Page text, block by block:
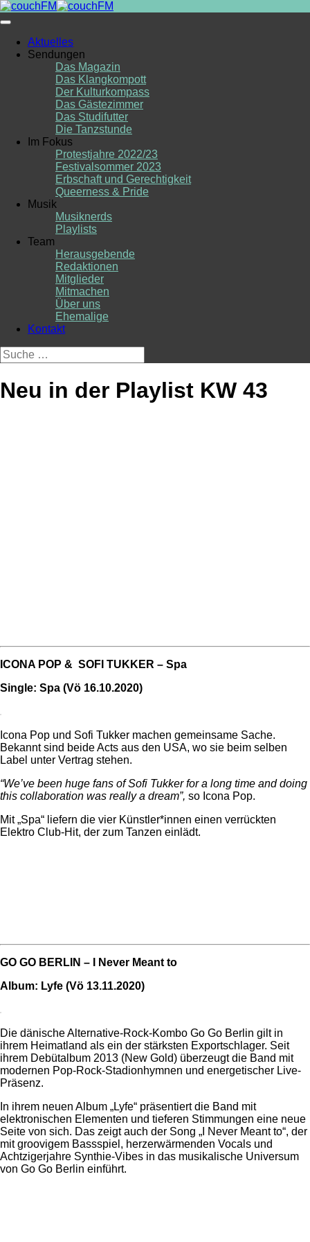
Skip
to
Aktuelles
Sendungen
Das Magazin
Das Klangkompott
Der Kulturkompass
Das Gästezimmer
Das Studifutter
Die Tanzstunde
Im Fokus
Protestjahre 2022/23
Festivalsommer 2023
Erbschaft und Gerechtigkeit
Queerness & Pride
Musik
Musiknerds
Playlists
Team
Herausgebende
Redaktionen
Mitglieder
Mitmachen
Über uns
Ehemalige
Kontakt
Suche
nach:
Neu in der Playlist KW 43
ICONA POP & SOFI TUKKER – Spa
Single: Spa (Vö 16.10.2020)
Icona Pop und Sofi Tukker machen gemeinsame Sache.
Bekannt sind beide Acts aus den USA, wo sie beim selben
Label unter Vertrag stehen.
“We’ve been huge fans of Sofi Tukker for a long time and doing
this collaboration was really a dream”, so Icona Pop.
Mit „Spa“ liefern die vier Künstler*innen einen verrückten
Elektro Club-Hit, der zum Tanzen einlädt.
GO GO BERLIN – I Never Meant to
Album: Lyfe (Vö 13.11.2020)
Die dänische Alternative-Rock-Kombo Go Go Berlin gilt in
ihrem Heimatland als ein der stärksten Exportschlager. Seit
ihrem Debütalbum 2013 (New Gold) überzeugt die Band mit
modernen Pop-Rock-Stadionhymnen und energetischer Live-
Präsenz.
In ihrem neuen Album „Lyfe“ präsentiert die Band mit
elektronischen Elementen und tieferen Stimmungen eine neue
Seite von sich. Das zeigt auch der Song „I Never Meant to“, der
mit groovigem Bassspiel, herzerwärmenden Vocals und
Achtzigerjahre Synthie-Vibes in das musikalische Universum
von Go Go Berlin einführt.